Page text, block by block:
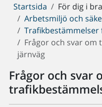
Du
är
här:
Startsida
För dig i
Arbetsmiljö och
Trafikbestämmelser
Frågor och svar
järnväg
Frågor och svar